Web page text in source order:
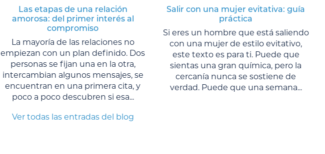
Las etapas de una relación
amorosa: del primer interés al
compromiso
La mayoría de las relaciones no
empiezan con un plan definido. Dos
personas se fijan una en la otra,
intercambian algunos mensajes, se
encuentran en una primera cita, y
poco a poco descubren si esa...
Salir con una mujer evitativa: guía
práctica
Si eres un hombre que está saliendo
con una mujer de estilo evitativo,
este texto es para ti. Puede que
sientas una gran química, pero la
cercanía nunca se sostiene de
verdad. Puede que una semana...
Ver todas las entradas del blog